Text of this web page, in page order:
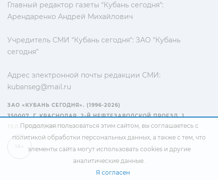
Главный редактор газеты "Кубань сегодня":
Арендаренко Андрей Михайлович
Учредитель СМИ "Кубань сегодня": ЗАО "Кубань
сегодня"
Адрес электронной почты редакции СМИ:
kubanseg@mail.ru
ЗАО «КУБАНЬ СЕГОДНЯ». (1996-2026)
350007, Г. КРАСНОДАР, 2-Й НЕФТЕЗАВОДСКОЙ ПРОЕЗД, 1
ТЕЛ.: +7(861) 267-15-15
Продолжая пользоваться этим сайтом, вы соглашаетесь с
политикой обработки персональных данных, а также с тем, что
элементы сайта могут использовать cookies и другие
аналитические данные.
Я согласен